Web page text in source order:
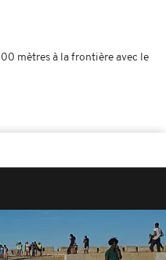
mètres à la frontière avec le